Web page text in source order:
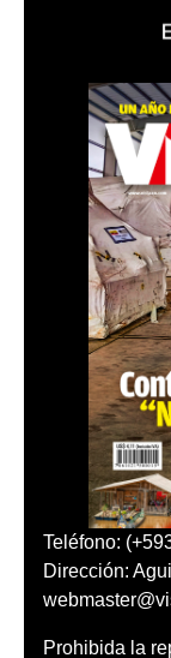
Teléfono:
Dirección:
Prohibida la